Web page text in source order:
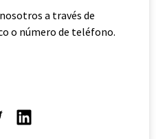
a través de
o número de teléfono.